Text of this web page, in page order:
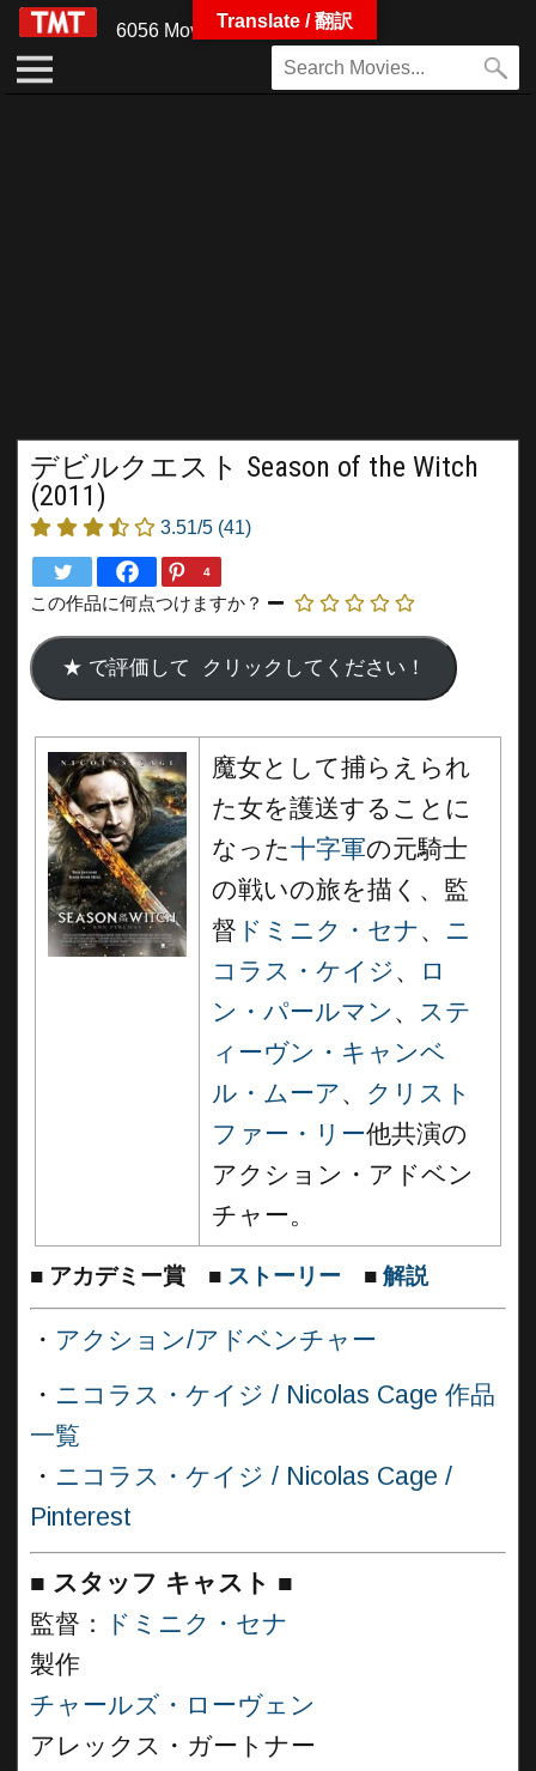
6056 Movies
デビルクエスト Season of the Witch
(2011)
3.51/5 (41)
4
この作品に何点つけますか？
魔女として捕らえられ
た女を護送することに
なった十字軍の元騎士
の戦いの旅を描く、監
督 ドミニク・セナ、 ニ
コラス・ケイジ、
ロ
ン・パールマン 、 ステ
ィーヴン・キャンベ
ル・ムーア、 クリスト
ファー・リー他共演の
アクション・アドベン
チャー。
■ アカデミー賞 ■ ストーリー ■ 解説
・ アクション/アドベンチャー
・ ニコラス・ケイジ / Nicolas Cage 作品
一覧
・ ニコラス・ケイジ / Nicolas Cage /
Pinterest
■ スタッフ キャスト ■
監督：
ドミニク・セナ
製作
チャールズ・ローヴェン
アレックス・ガートナー
Translate / 翻訳